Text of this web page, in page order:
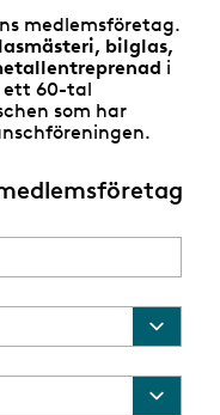
medlemsföretag.
bilglas,
i
ett 60-tal
som har